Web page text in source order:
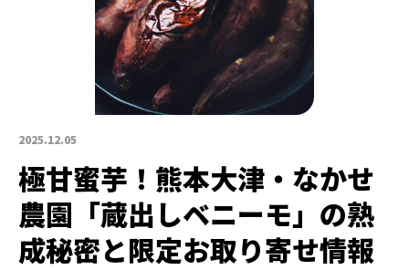
2025.12.05
極甘蜜芋！熊本大津・なかせ
農園「蔵出しベニーモ」の熟
成秘密と限定お取り寄せ情報